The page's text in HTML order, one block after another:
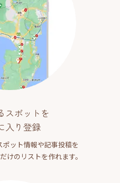
スポットを
入り登録
ポット情報や記事投稿を
けのリストを作れます。